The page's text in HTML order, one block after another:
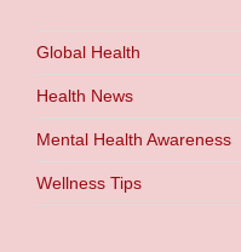
Global Health
Health News
Mental Health Awareness
Wellness Tips